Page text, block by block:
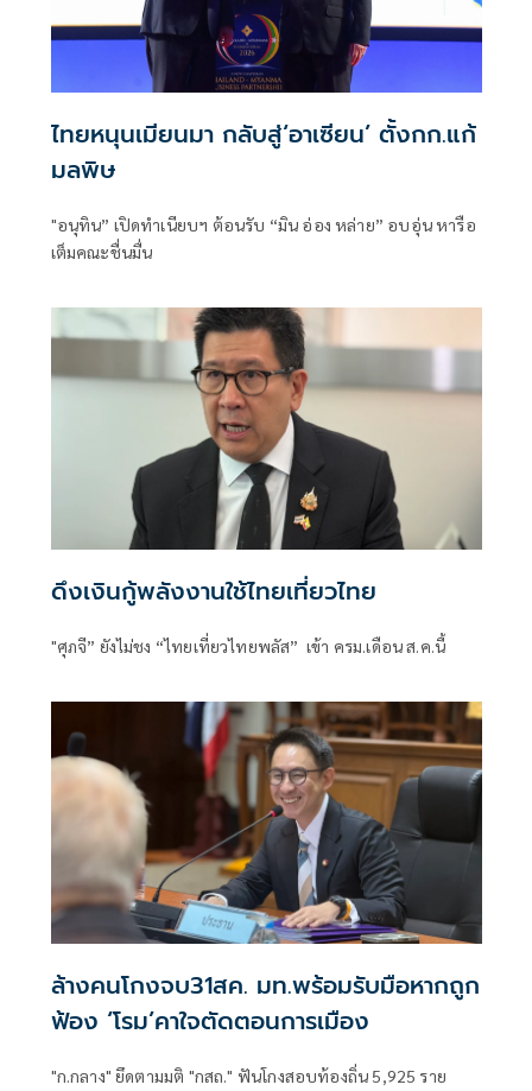
ไทยหนุนเมียนมา กลับสู่‘อาเซียน’ ตั้งกก.แก้
มลพิษ
"อนุทิน” เปิดทำเนียบฯ ต้อนรับ “มิน อ่อง หล่าย” อบอุ่น หารือ
เต็มคณะชื่นมื่น
ดึงเงินกู้พลังงานใช้ไทยเที่ยวไทย
"ศุภจี” ยังไม่ชง “ไทยเที่ยวไทยพลัส” เข้า ครม.เดือน ส.ค.นี้
ล้างคนโกงจบ31สค. มท.พร้อมรับมือหากถูก
ฟ้อง ‘โรม’คาใจตัดตอนการเมือง
"ก.กลาง" ยึดตามมติ "กสถ." ฟันโกงสอบท้องถิ่น 5,925 ราย